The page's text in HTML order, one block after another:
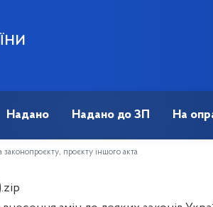
Надано Надано до ЗП На
законопроєкту, проєкту іншого акта